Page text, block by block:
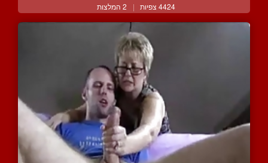
4424 צפיות | 2 המלצות